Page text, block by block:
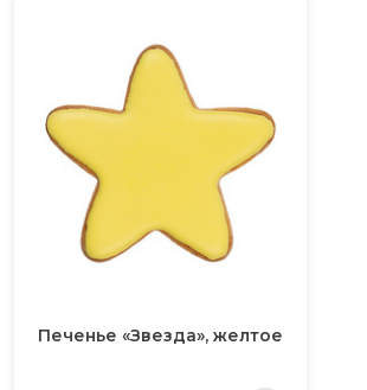
Печенье «Звезда», желтое